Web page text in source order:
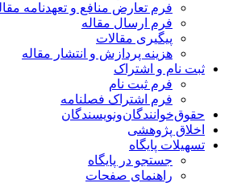
فرم تعارض منافع و تعهدنامه مقاله
فرم ارسال مقاله
پیگیری مقالات
هزینه پردازش و انتشار مقاله
ثبت نام و اشتراک
فرم ثبت نام
فرم اشتراک فصلنامه
حقوق‌خوانندگان‌و‌نویسندگان
اخلاق پژوهشی
تسهیلات پایگاه
جستجو در پایگاه
راهنمای صفحات